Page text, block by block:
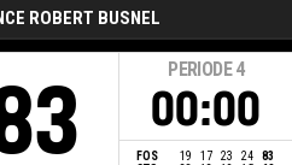
ROBERT BUSNEL
PERIODE 4
00:00
FOS 19 17 23 24
83